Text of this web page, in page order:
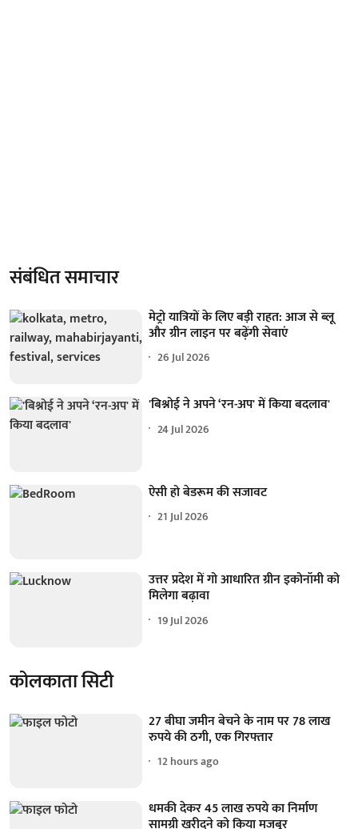
संबंधित समाचार
मेट्रो यात्रियों के लिए बड़ी राहत: आज से ब्लू
और ग्रीन लाइन पर बढ़ेंगी सेवाएं
26 Jul 2026
'बिश्नोई ने अपने ‘रन-अप' में किया बदलाव'
24 Jul 2026
ऐसी हो बेडरूम की सजावट
21 Jul 2026
उत्तर प्रदेश में गो आधारित ग्रीन इकोनॉमी को
मिलेगा बढ़ावा
19 Jul 2026
कोलकाता सिटी
27 बीघा जमीन बेचने के नाम पर 78 लाख
रुपये की ठगी, एक गिरफ्तार
12 hours ago
धमकी देकर 45 लाख रुपये का निर्माण